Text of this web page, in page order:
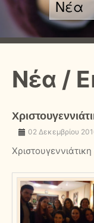
Νέα /
02 Δεκεμβρίου